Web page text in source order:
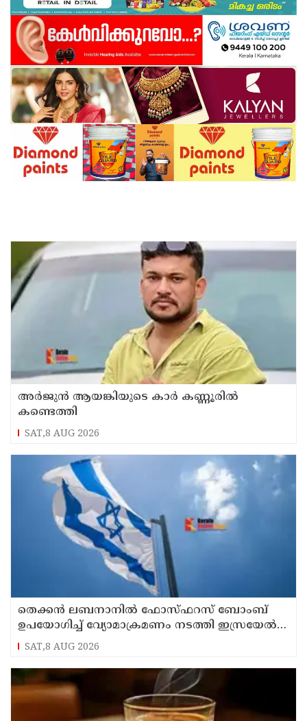
അർജുൻ ആയങ്കിയുടെ കാർ കണ്ണൂരിൽ
കണ്ടെത്തി
SAT,8 AUG 2026
തെക്കൻ ലബനാനിൽ ഫോസ്ഫറസ് ബോംബ്
ഉപയോഗിച്ച് വ്യോമാക്രമണം നടത്തി ഇസ്രയേൽ
സൈന്യം
SAT,8 AUG 2026